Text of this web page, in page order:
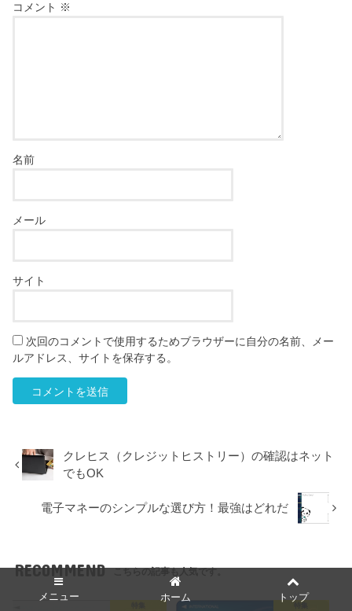
コメント ※
名前
メール
サイト
次回のコメントで使用するためブラウザーに自分の名前、メー
ルアドレス、サイトを保存する。
クレヒス（クレジットヒストリー）の確認はネット
でもOK
電子マネーのシンプルな選び方！最強はどれだ
RECOMMEND こちらの記事も人気です。
メニュー ホーム トップ